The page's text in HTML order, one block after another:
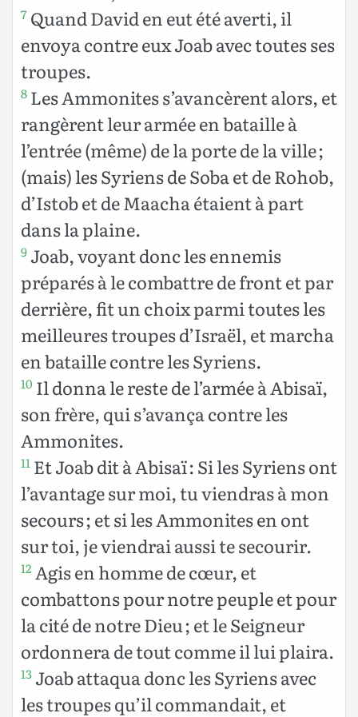
7 Quand David en eut été averti, il
envoya contre eux Joab avec toutes ses
troupes.
8 Les Ammonites s’avancèrent alors, et
rangèrent leur armée en bataille à
l’entrée (même) de la porte de la ville ;
(mais) les Syriens de Soba et de Rohob,
d’Istob et de Maacha étaient à part
dans la plaine.
9 Joab, voyant donc les ennemis
préparés à le combattre de front et par
derrière, fit un choix parmi toutes les
meilleures troupes d’Israël, et marcha
en bataille contre les Syriens.
10 Il donna le reste de l’armée à Abisaï,
son frère, qui s’avança contre les
Ammonites.
11 Et Joab dit à Abisaï : Si les Syriens ont
l’avantage sur moi, tu viendras à mon
secours ; et si les Ammonites en ont
sur toi, je viendrai aussi te secourir.
12 Agis en homme de cœur, et
combattons pour notre peuple et pour
la cité de notre Dieu ; et le Seigneur
ordonnera de tout comme il lui plaira.
13 Joab attaqua donc les Syriens avec
les troupes qu’il commandait, et